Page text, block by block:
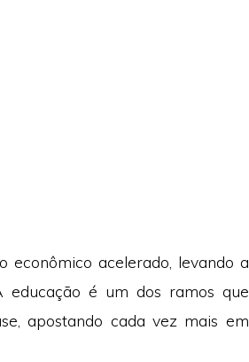
econômico acelerado, levando a
educação é um dos ramos que
apostando cada vez mais em